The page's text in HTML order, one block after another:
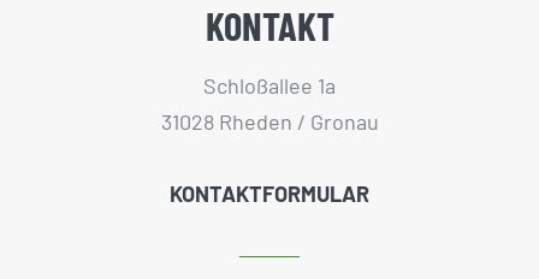
KONTAKT
Schloßallee 1a
31028 Rheden / Gronau
KONTAKTFORMULAR